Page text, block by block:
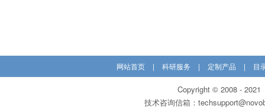
网站首页 | 科研服务 | 定制产品 | 目
Copyright © 2008 -
技术咨询信箱：